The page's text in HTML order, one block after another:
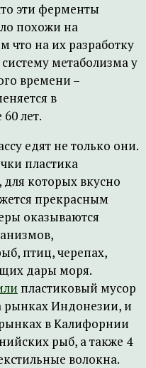
эти ферменты
похожи на
что на их разработку
метаболизма у
времени –
в
лет.
едят не только они.
пластика
которых вкусно
прекрасным
оказываются
птиц, черепах,
дары моря.
пластиковый мусор
рынках Индонезии, и
в Калифорнии
рыб, а также 4
волокна.